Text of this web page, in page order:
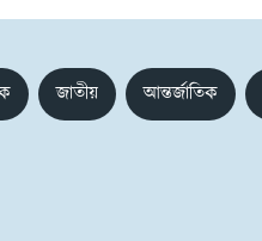
জাতীয় আন্তর্জাতিক